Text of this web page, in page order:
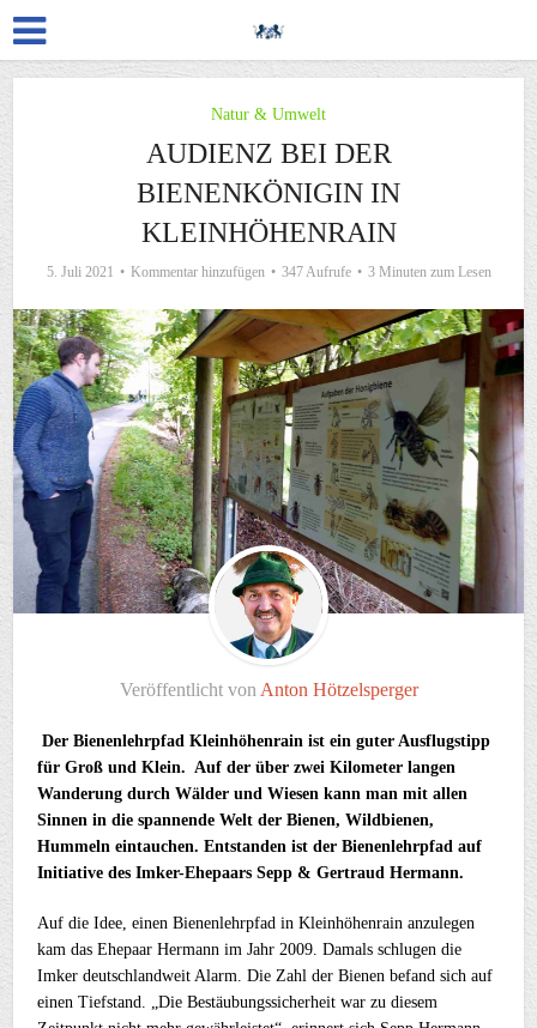
Natur & Umwelt
AUDIENZ BEI DER
BIENENKÖNIGIN IN
KLEINHÖHENRAIN
5. Juli 2021 Kommentar hinzufügen 347 Aufrufe 3 Minuten zum Lesen
Veröffentlicht von Anton Hötzelsperger
Der Bienenlehrpfad Kleinhöhenrain ist ein guter Ausflugstipp
für Groß und Klein. Auf der über zwei Kilometer langen
Wanderung durch Wälder und Wiesen kann man mit allen
Sinnen in die spannende Welt der Bienen, Wildbienen,
Hummeln eintauchen. Entstanden ist der Bienenlehrpfad auf
Initiative des Imker-Ehepaars Sepp & Gertraud Hermann.
Auf die Idee, einen Bienenlehrpfad in Kleinhöhenrain anzulegen
kam das Ehepaar Hermann im Jahr 2009. Damals schlugen die
Imker deutschlandweit Alarm. Die Zahl der Bienen befand sich auf
einen Tiefstand. „Die Bestäubungssicherheit war zu diesem